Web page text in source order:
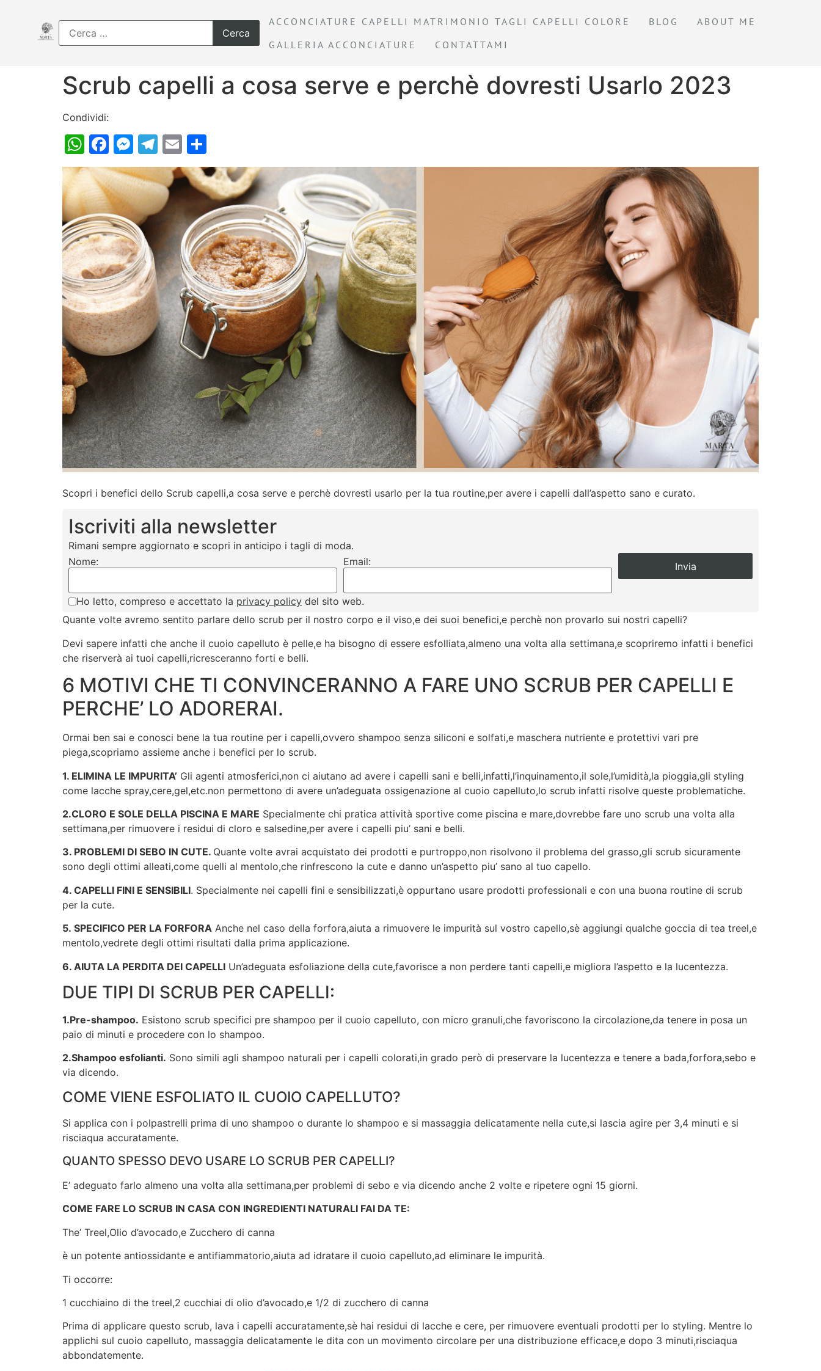
ACCONCIATURE CAPELLI MATRIMONIO TAGLI CAPELLI COLORE BLOG
ABOUT ME
GALLERIA ACCONCIATURE
CONTATTAMI
Scrub capelli a cosa serve e perchè dovresti Usarlo 2023
Condividi:
WhatsApp
Facebook
Messenger
Telegram
Email
Scopri i benefici dello Scrub capelli,a cosa serve e perchè dovresti usarlo per la tua routine,per avere i capelli dall’aspetto sano e curato.
Iscriviti alla newsletter
Rimani sempre aggiornato e scopri in anticipo i tagli di moda.
Nome:
Email:
Ho letto, compreso e accettato la privacy policy del sito web.
Quante volte avremo sentito parlare dello scrub per il nostro corpo e il viso,e dei suoi benefici,e perchè non provarlo sui nostri capelli?
Devi sapere infatti che anche il cuoio capelluto è pelle,e ha bisogno di essere esfolliata,almeno una volta alla settimana,e scopriremo infatti i benefici
che riserverà ai tuoi capelli,ricresceranno forti e belli.
6 MOTIVI CHE TI CONVINCERANNO A FARE UNO SCRUB PER CAPELLI E
PERCHE’ LO ADORERAI.
Ormai ben sai e conosci bene la tua routine per i capelli,ovvero shampoo senza siliconi e solfati,e maschera nutriente e protettivi vari pre
piega,scopriamo assieme anche i benefici per lo scrub.
1. ELIMINA LE IMPURITA’ Gli agenti atmosferici,non ci aiutano ad avere i capelli sani e belli,infatti,l’inquinamento,il sole,l’umidità,la pioggia,gli styling
come lacche spray,cere,gel,etc.non permettono di avere un’adeguata ossigenazione al cuoio capelluto,lo scrub infatti risolve queste problematiche.
2.CLORO E SOLE DELLA PISCINA E MARE Specialmente chi pratica attività sportive come piscina e mare,dovrebbe fare uno scrub una volta alla
settimana,per rimuovere i residui di cloro e salsedine,per avere i capelli piu’ sani e belli.
3. PROBLEMI DI SEBO IN CUTE. Quante volte avrai acquistato dei prodotti e purtroppo,non risolvono il problema del grasso,gli scrub sicuramente
sono degli ottimi alleati,come quelli al mentolo,che rinfrescono la cute e danno un’aspetto piu’ sano al tuo capello.
4. CAPELLI FINI E SENSIBILI. Specialmente nei capelli fini e sensibilizzati,è oppurtano usare prodotti professionali e con una buona routine di scrub
per la cute.
5. SPECIFICO PER LA FORFORA Anche nel caso della forfora,aiuta a rimuovere le impurità sul vostro capello,sè aggiungi qualche goccia di tea treel,e
mentolo,vedrete degli ottimi risultati dalla prima applicazione.
6. AIUTA LA PERDITA DEI CAPELLI Un’adeguata esfoliazione della cute,favorisce a non perdere tanti capelli,e migliora l’aspetto e la lucentezza.
DUE TIPI DI SCRUB PER CAPELLI:
1.Pre-shampoo. Esistono scrub specifici pre shampoo per il cuoio capelluto, con micro granuli,che favoriscono la circolazione,da tenere in posa un
paio di minuti e procedere con lo shampoo.
2.Shampoo esfolianti. Sono simili agli shampoo naturali per i capelli colorati,in grado però di preservare la lucentezza e tenere a bada,forfora,sebo e
via dicendo.
COME VIENE ESFOLIATO IL CUOIO CAPELLUTO?
Si applica con i polpastrelli prima di uno shampoo o durante lo shampoo e si massaggia delicatamente nella cute,si lascia agire per 3,4 minuti e si
risciaqua accuratamente.
QUANTO SPESSO DEVO USARE LO SCRUB PER CAPELLI?
E’ adeguato farlo almeno una volta alla settimana,per problemi di sebo e via dicendo anche 2 volte e ripetere ogni 15 giorni.
COME FARE LO SCRUB IN CASA CON INGREDIENTI NATURALI FAI DA TE:
The’ Treel,Olio d’avocado,e Zucchero di canna
è un potente antiossidante e antifiammatorio,aiuta ad idratare il cuoio capelluto,ad eliminare le impurità.
Ti occorre:
1 cucchiaino di the treel,2 cucchiai di olio d’avocado,e 1/2 di zucchero di canna
Prima di applicare questo scrub, lava i capelli accuratamente,sè hai residui di lacche e cere, per rimuovere eventuali prodotti per lo styling. Mentre lo
applichi sul cuoio capelluto, massaggia delicatamente le dita con un movimento circolare per una distribuzione efficace,e dopo 3 minuti,risciaqua
abbondatemente.